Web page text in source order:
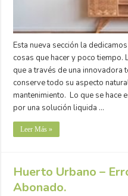
Esta nueva sección la
cosas que hacer y poco
que a través de una innovadora
conserve todo su aspecto
mantenimiento. Lo que se hace
por una solución liquida …
Leer Más »
Huerto Urbano –
Abonado.